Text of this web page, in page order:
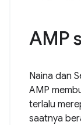
AMP
Naina dan
AMP
terlalu
saatnya